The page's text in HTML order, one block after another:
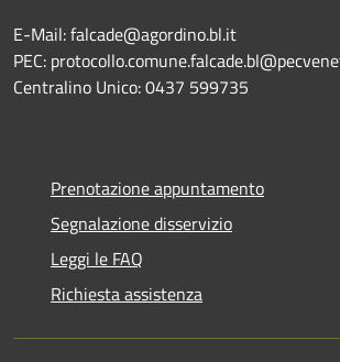
E-Mail: falcade@agordino.bl.it
PEC:
Centralino Unico: 0437 599735
Prenotazione appuntamento
Segnalazione disservizio
Leggi le FAQ
Richiesta assistenza